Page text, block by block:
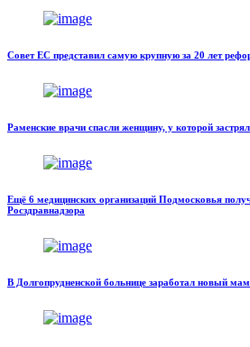
Совет ЕС представил самую крупную за 20 лет
Раменские врачи спасли женщину, у которой
Ещё 6 медицинских организаций Подмосковья
Росздравнадзора
В Долгопрудненской больнице заработал новый